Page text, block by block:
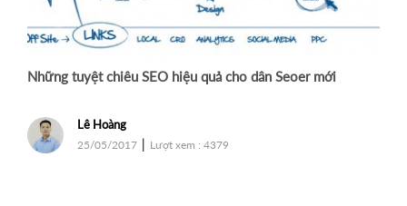
Backlink cho website với Anchor
Lượt xem : 4006
Màu sắc ảnh hưởng